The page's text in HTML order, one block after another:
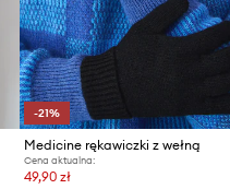
-21%
Medicine rękawiczki z wełną
Cena aktualna:
49,90 zł